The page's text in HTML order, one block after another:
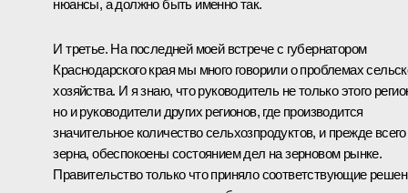
нюансы, а должно быть именно так.
И третье. На последней моей встрече с губернатором
Краснодарского края мы много говорили о проблемах
хозяйства. И я знаю, что руководитель не только этого
но и руководители других регионов, где производится
значительное количество сельхозпродуктов, и прежде всего
зерна, обеспокоены состоянием дел на зерновом рынке.
Правительство только что приняло соответствующие